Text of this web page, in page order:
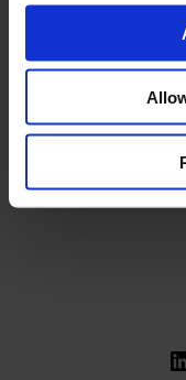
Rapport intégré 2025